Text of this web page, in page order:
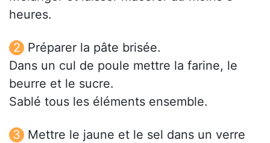
heures.
Préparer la pâte brisée.
Dans un cul de poule mettre la farine, le
beurre et le sucre.
Sablé tous les éléments ensemble.
Mettre le jaune et le sel dans un verre